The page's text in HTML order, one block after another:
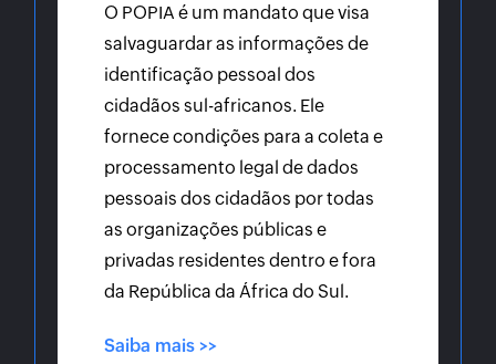
O POPIA é um mandato que visa
salvaguardar as informações de
identificação pessoal dos
cidadãos sul-africanos. Ele
fornece condições para a coleta e
processamento legal de dados
pessoais dos cidadãos por todas
as organizações públicas e
privadas residentes dentro e fora
da República da África do Sul.
Saiba mais >>